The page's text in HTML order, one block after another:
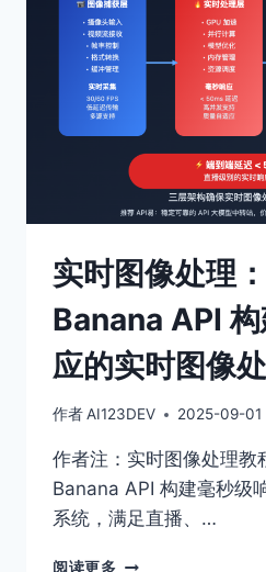
实时图像处理
Banana API
应的实时图像
作者AI123DEV 2025-09-01
作者注：实时图像处理教
Banana API 构建毫秒级
系统，满足直播、…
阅读更多 实